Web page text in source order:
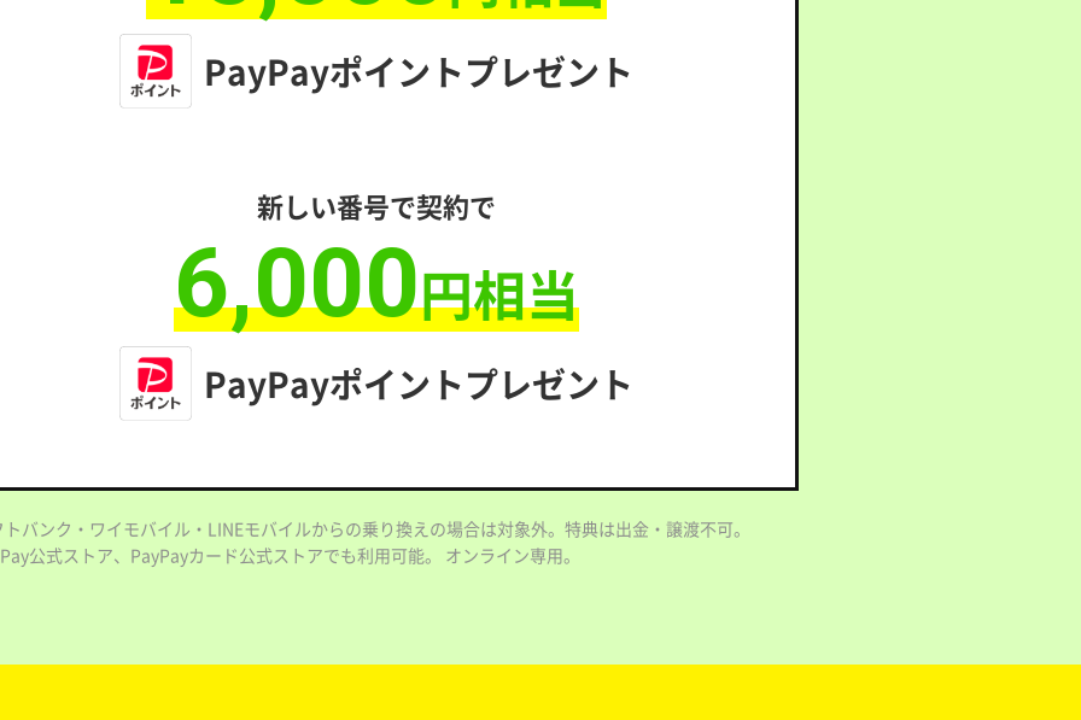
PayPayポイントプレゼント
新しい番号で契約で
6,000円相当
PayPayポイントプレゼント
バンク・ワイモバイル・LINEモバイルからの乗り換えの場合は対象外。特典は出金・譲渡不可。
公式ストア、PayPayカード公式ストアでも利用可能。 オンライン専用。